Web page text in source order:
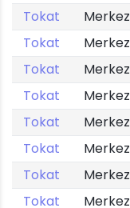
Tokat
Merkez
Tokat
Merkez
Tokat
Merkez
Tokat
Merkez
Tokat
Merkez
Tokat
Merkez
Tokat
Merkez
Tokat
Merkez